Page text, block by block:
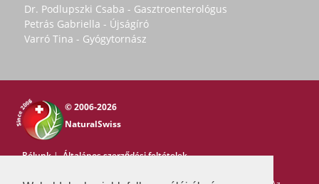
Dr. Podlupszki Csaba - Gasztroenterológus
Petrás Gabriella - Újságíró
Varró Tina - Gyógytornász
© 2006-2026
NaturalSwiss
Rólunk|Általános szerződési feltételek